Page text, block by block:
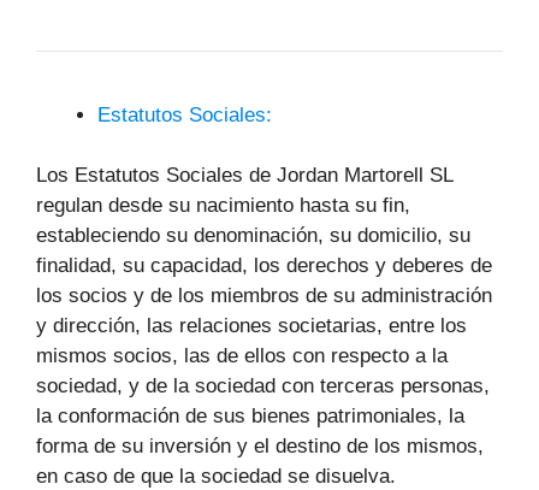
Estatutos Sociales:
Los Estatutos Sociales de Jordan Martorell SL
regulan desde su nacimiento hasta su fin,
estableciendo su denominación, su domicilio, su
finalidad, su capacidad, los derechos y deberes de
los socios y de los miembros de su administración
y dirección, las relaciones societarias, entre los
mismos socios, las de ellos con respecto a la
sociedad, y de la sociedad con terceras personas,
la conformación de sus bienes patrimoniales, la
forma de su inversión y el destino de los mismos,
en caso de que la sociedad se disuelva.